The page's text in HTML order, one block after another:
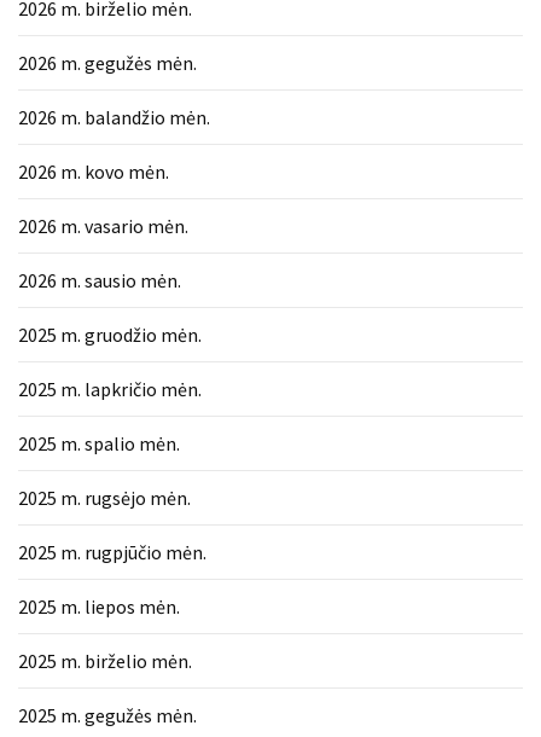
2026 m. birželio mėn.
2026 m. gegužės mėn.
2026 m. balandžio mėn.
2026 m. kovo mėn.
2026 m. vasario mėn.
2026 m. sausio mėn.
2025 m. gruodžio mėn.
2025 m. lapkričio mėn.
2025 m. spalio mėn.
2025 m. rugsėjo mėn.
2025 m. rugpjūčio mėn.
2025 m. liepos mėn.
2025 m. birželio mėn.
2025 m. gegužės mėn.